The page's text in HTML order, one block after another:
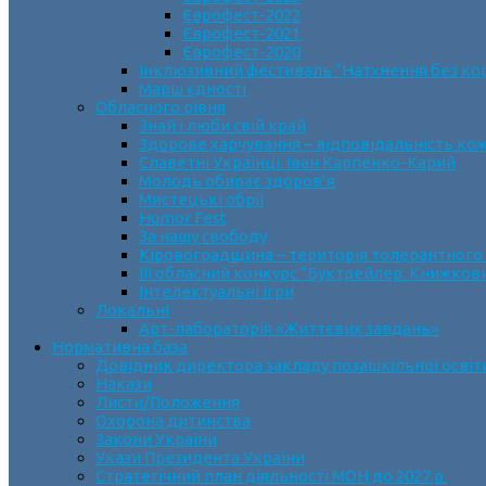
Єврофест-2022
Єврофест-2021
Єврофест-2020
Інклюзивний фестиваль “Натхнення без
Марш єдності
Обласного рівня
Знай і люби свій край
Здорове харчування – відповідальність
Славетні Українці. Іван Карпенко-Карий
Молодь обирає здоров’я
Мистецькі обрії
Humor Fest
За нашу свободу
Кіровоградщина – територія
ІII обласний конкурс “Буктрейлер.
Інтелектуальні ігри
Локальні
Арт-лабораторія «Життєвих завдань»
Нормативна база
Довідник директора закладу позашкільної
Накази
Листи/Положення
Охорона дитинства
Закони України
Укази Президента України
Стратегічний план діяльності МОН до 2027 р.